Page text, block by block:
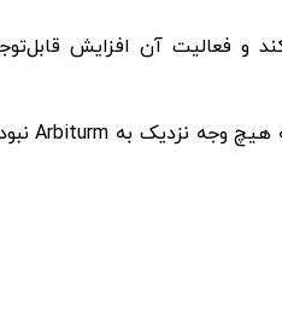
و فعالیت آن افزایش